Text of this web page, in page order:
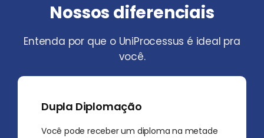
Nossos diferenciais
Entenda por que o UniProcessus é ideal pra
você.
Dupla Diplomação
Você pode receber um diploma na metade